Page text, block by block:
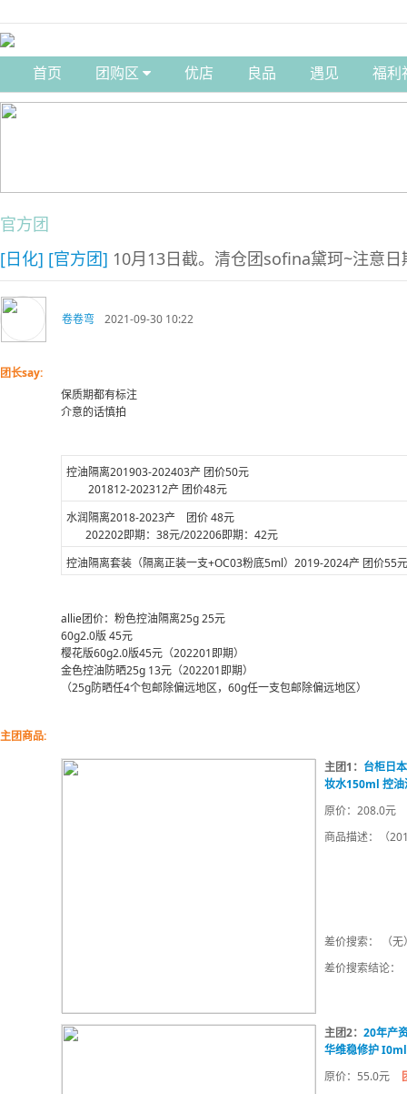
首页 团购区 优店 良品 遇见 福利
官方团
[日化] [官方团] 10月13日截。清仓团sofina黛珂~注意日
卷卷弯 2021-09-30 10:22
团长say:
保质期都有标注
介意的话慎拍
控油隔离201903-202403产 团价50元
201812-202312产 团价48元
水润隔离2018-2023产 团价 48元
202202即期：38元/202206即期：42元
控油隔离套装（隔离正装一支+OC03粉底5ml）2019-2024产 团价55元
allie团价：粉色控油隔离25g 25元
60g2.0版 45元
樱花版60g2.0版45元（202201即期）
金色控油防晒25g 13元（202201即期）
（25g防晒任4个包邮除偏远地区，60g任一支包邮除偏远地区）
主团商品:
主团1： 台柜日
妆水150ml 控油
原价：208.0元
商品描述：（
差价搜索： （无
差价搜索结论：
主团2： 20年产
华维稳修护
原价：55.0元